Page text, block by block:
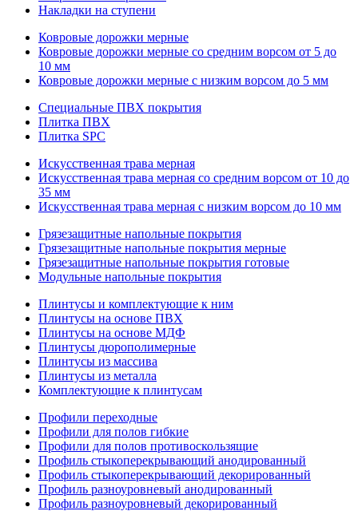
Накладки на ступени
Ковровые дорожки мерные
Ковровые дорожки мерные со средним ворсом от 5 до
10 мм
Ковровые дорожки мерные с низким ворсом до 5 мм
Специальные ПВХ покрытия
Плитка ПВХ
Плитка SPC
Искуccтвенная трава мерная
Искусственная трава мерная со средним ворсом от 10 до
35 мм
Искусственная трава мерная с низким ворсом до 10 мм
Грязезащитные напольные покрытия
Грязезащитные напольные покрытия мерные
Грязезащитные напольные покрытия готовые
Модульные напольные покрытия
Плинтусы и комплектующие к ним
Плинтусы на основе ПВХ
Плинтусы на основе МДФ
Плинтусы дюрополимерные
Плинтусы из массива
Плинтусы из металла
Комплектующие к плинтусам
Профили переходные
Профили для полов гибкие
Профили для полов противоскользящие
Профиль стыкоперекрывающий анодированный
Профиль стыкоперекрывающий декорированный
Профиль разноуровневый анодированный
Профиль разноуровневый декорированный